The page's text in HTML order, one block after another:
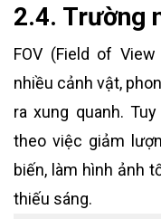
2.4. Trường
FOV (Field of
nhiều cảnh vật,
ra xung quanh.
theo việc giảm
biến, làm hình ảnh
thiếu sáng.